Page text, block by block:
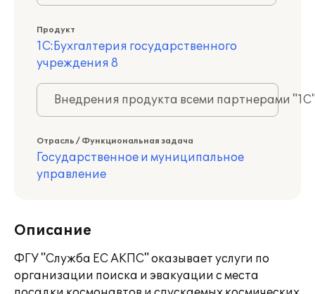
Продукт
1С:Бухгалтерия государственного
учреждения 8
Внедрения продукта всеми партнерами
Отрасль / Функциональная задача
Государственное и муниципальное
управление
Описание
ФГУ "Служба ЕС АКПС" оказывает услуги по
организации поиска и эвакуации с места